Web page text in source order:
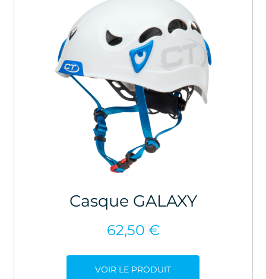
Casque GALAXY
62,50 €
VOIR LE PRODUIT